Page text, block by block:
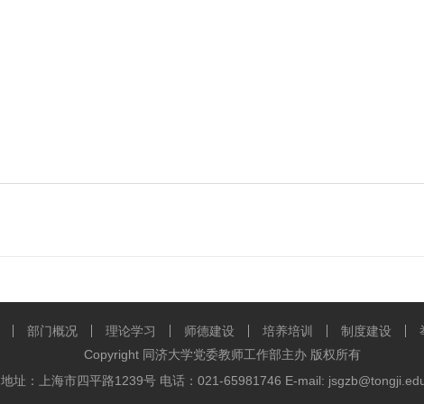
部门概况 理论学习 师德建设 培养培训 制度建设
Copyright 同济大学党委教师工作部主办 版权所有
地址：上海市四平路1239号 电话：021-65981746 E-mail: